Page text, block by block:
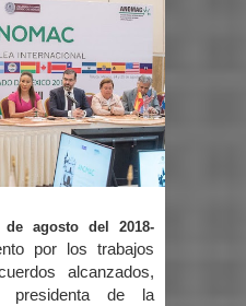
de agosto del 2018-
por los trabajos
alcanzados,
presidenta de la